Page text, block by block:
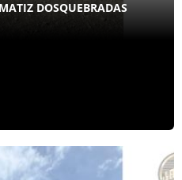
DOSQUEBRADAS